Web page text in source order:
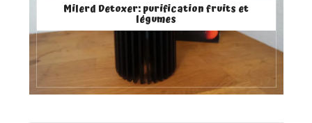
Milerd Detoxer: purification fruits et
légumes